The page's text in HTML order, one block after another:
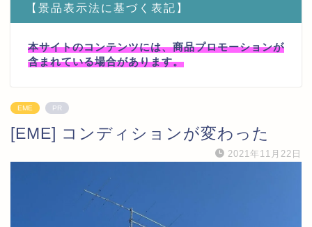
【景品表示法に基づく表記】
本サイトのコンテンツには、商品プロモーションが
含まれている場合があります。
EME PR
[EME] コンディションが変わった
2021年11月22日